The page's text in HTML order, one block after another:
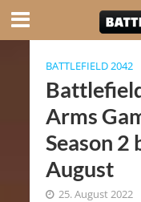
BATTLEFIELD 2042
Arms
Season 2
August
25. August 2022